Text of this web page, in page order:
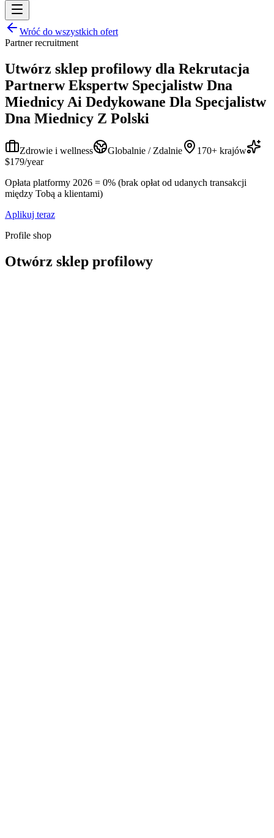
Wróć do wszystkich ofert
Partner recruitment
Utwórz sklep profilowy dla Rekrutacja
Partnerw Ekspertw Specjalistw Dna
Miednicy Ai Dedykowane Dla Specjalistw
Dna Miednicy Z Polski
Zdrowie i wellness Globalnie / Zdalnie
170+ krajów
$179/year
Opłata platformy 2026 = 0% (brak opłat od udanych transakcji
między Tobą a klientami)
Aplikuj teraz
Profile shop
Otwórz sklep profilowy